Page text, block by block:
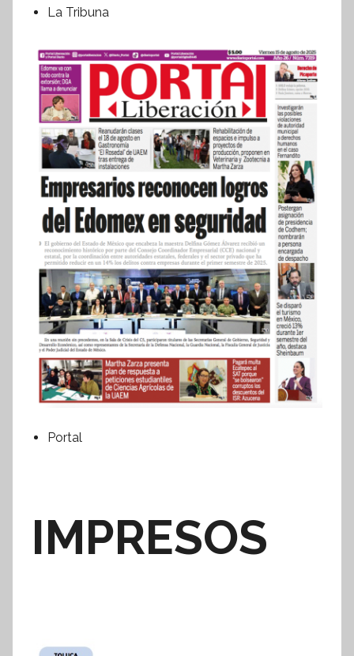
La Tribuna
Portal
IMPRESOS